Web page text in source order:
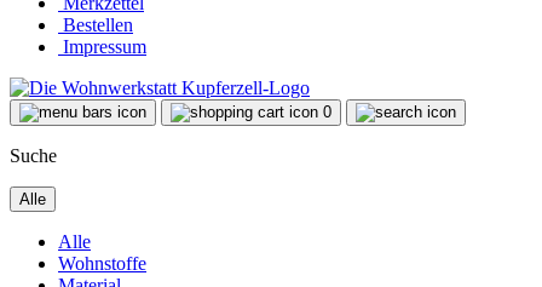
Bestellen
Impressum
0
Suche
Alle
Alle
Wohnstoffe